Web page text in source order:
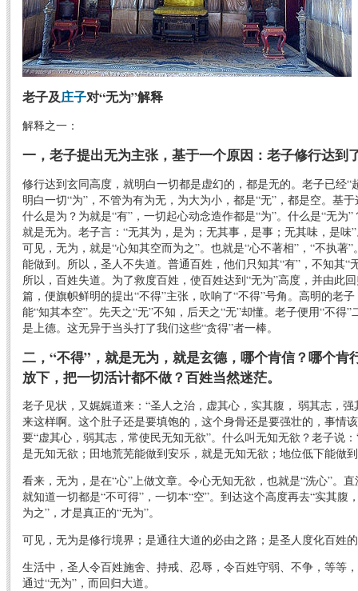
老子及庄子对“无为”解释
解释之一：
一，老子提出无为主张，基于一个原因：老子修行达到
修行达到玄同高度，就明白一切都是虚幻的，都是无的。老子已经“
明白一切“为”，不管为有为无，为大为小，都是“无”，都是空。基
什么是为？为就是“有”，一切起心动念造作都是“为”。什么是“无为”
就是无为。老子言：“无其为，是为；无其事，是事；无其味，是味
可见，无为，就是“心知其空而为之”。也就是“心不著相”，“不执著
能做到。所以，圣人不失道。普通百姓，他们只知其“有”，不知其“
所以，百姓失道。为了救度百姓，使百姓达到“无为”高度，并由此
篇，便旗帜鲜明的提出“不得”主张，吹响了“不得”号角。高明的老
能“知其本空”。先天之“无”不知，后天之“无”却懂。老子便用“不得
是上德。这无异于当头打了我们这些“贪得”者一棒。
二，“不得”，就是无为，就是玄德，哪个肯信？哪个肯
放下，把一切活计都不做？百姓当然迷茫。
老子见状，又娓娓道来：“圣人之治，虚其心，实其腹， 弱其志，
来这样啊。这个肚子还是要填饱的，这个身骨还是要强壮的，事情
要“虚其心，弱其志，常使民无知无欲”。什么叫无知无欲？老子说
是无知无欲；田地荒芜能做到安乐，就是无知无欲；地位低下能做
看来，无为，是在“心”上做文章。令心无知无欲，也就是“洗心”。
就知道一切都是“不可得”，一切本“空”。到达这个高度再去“实其腹
为之”，才是真正的“无为”。
可见，无为是修行境界；是通往大道的必由之路；是圣人度化百姓
生活中，圣人令百姓施舍、持戒、忍辱，令百姓守弱、不争，等等
通过“无为”，而回归大道。